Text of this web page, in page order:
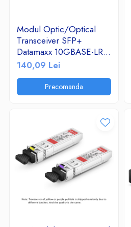
Modul Optic/Optical
Transceiver SFP+
Datamaxx 10GBASE-LR
SM 10G 1310nm LC
DOM/DDM RX-SS-41310
140,09 Lei
Precomanda